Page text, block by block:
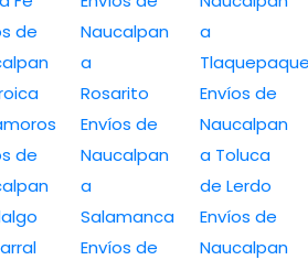
de
de
Naucalpan
a
Rosarito
Envíos de
Naucalpan
a
Salamanca
Envíos de
a
Envíos de
Naucalpan
a Toluca
de Lerdo
Envíos de
Naucalpan